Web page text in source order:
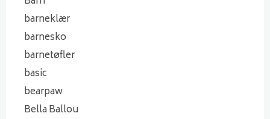
barneklær
barnesko
barnetøfler
basic
bearpaw
Bella Ballou